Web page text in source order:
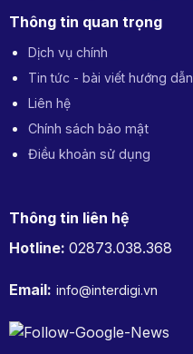
Thông tin quan trọng
Dịch vụ chính
Tin tức - bài viết hướng dẫn
Liên hệ
Chính sách bảo mật
Điều khoản sử dụng
Thông tin liên hệ
Hotline: 02873.038.368
Email: info@interdigi.vn